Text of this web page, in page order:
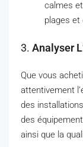
calmes
plages et
3. Analyser
Que vous
attentivement
des
des
ainsi que la